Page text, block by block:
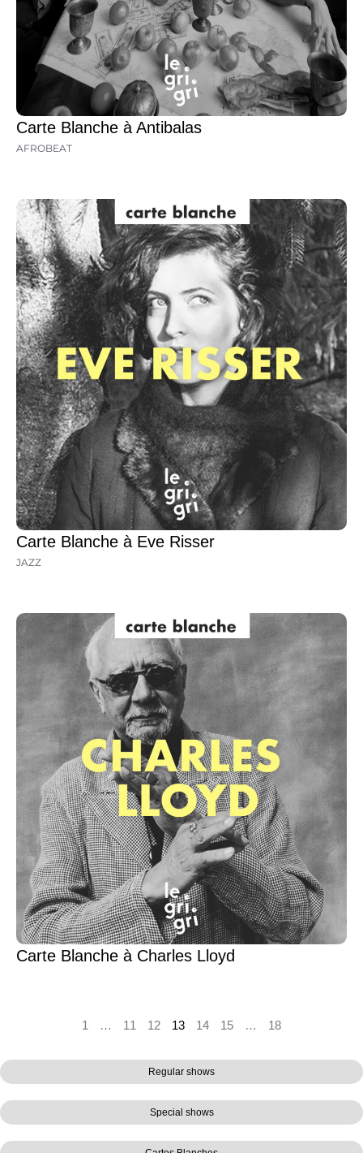
Regular shows
Special shows
Carte Blanche à Antibalas
AFROBEAT
Carte Blanche à Eve Risser
JAZZ
Carte Blanche à Charles Lloyd
1 … 11 12 13 14 15 … 18